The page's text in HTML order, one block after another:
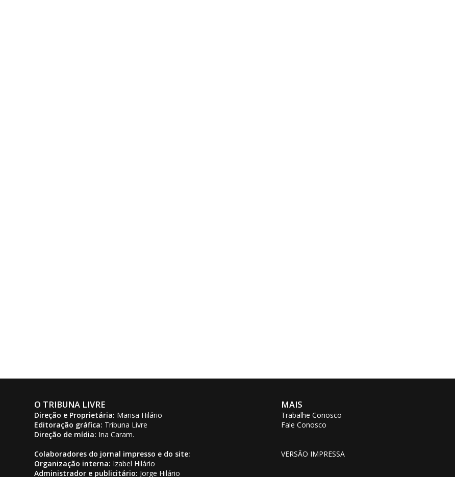
O TRIBUNA LIVRE
Direção e Proprietária: Marisa Hilário
Editoração gráfica: Tribuna Livre
Direção de mídia: Ina Caram.
Colaboradores do jornal impresso e do site:
Organização interna: Izabel Hilário
Administrador e publicitário: Jorge Hilário
MAIS
Trabalhe Conosco
Fale Conosco
VERSÃO IMPRESSA